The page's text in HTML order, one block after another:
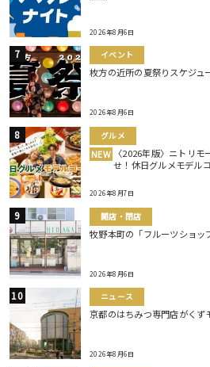
2026年8月6日
イベント
枚方の近所の夏祭りスケジュ
2026年8月6日
グルメ
NEW 〈2026年版〉ニトリ
せ！休日グルメモデル
2026年8月7日
開店・閉店
牧野本町の「フルーツショッ
2026年8月6日
ニュース
京都のはちみつ専門店がくず
2026年8月6日